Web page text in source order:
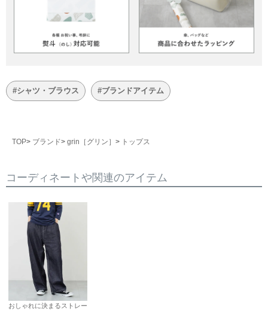
#シャツ・ブラウス #ブランドアイテム
TOP ブランド grin［グリン］ トップス
コーディネートや関連のアイテム
おしゃれに決まるストレー